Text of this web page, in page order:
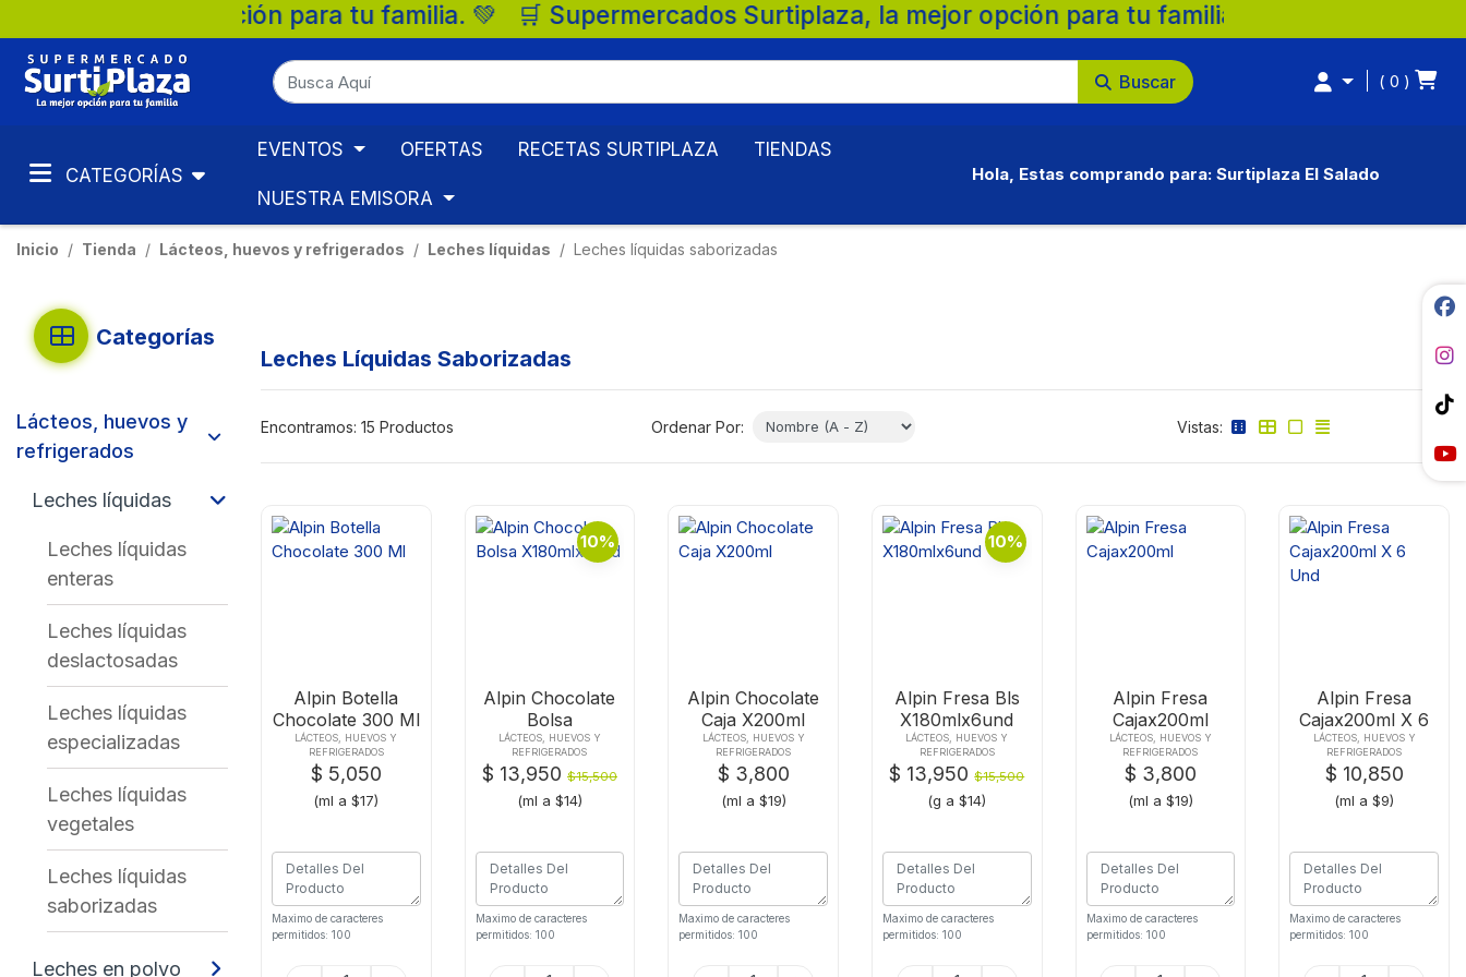
tu familia. 💚 🛒 Supermercados Surtiplaza, la mejor opción para tu familia. 💚 🛒 Supermercados Surtiplaza, la mejor
Buscar 0
CATEGORÍAS
EVENTOS OFERTAS RECETAS SURTIPLAZA TIENDAS
NUESTRA EMISORA
Hola, Estas comprando para: Surtiplaza El Salado
Inicio Tienda Lácteos, huevos y refrigerados Leches líquidas Leches líquidas saborizadas
Categorías
Lácteos, huevos y
refrigerados
Leches líquidas
Leches líquidas
enteras
Leches líquidas
deslactosadas
Leches líquidas
especializadas
Leches líquidas
vegetales
Leches líquidas
saborizadas
Leches en polvo
Leches Líquidas Saborizadas
Encontramos: 15 Productos Ordenar Por: Vistas:
Alpin Botella
Chocolate 300 Ml
LÁCTEOS, HUEVOS Y
REFRIGERADOS
$ 5,050
(ml a $17)
Maximo de caracteres
permitidos: 100
10%
Alpin Chocolate
Bolsa
X180mlx6und
LÁCTEOS, HUEVOS Y
REFRIGERADOS
$ 13,950 $15,500
(ml a $14)
Maximo de caracteres
permitidos: 100
Alpin Chocolate
Caja X200ml
LÁCTEOS, HUEVOS Y
REFRIGERADOS
$ 3,800
(ml a $19)
Maximo de caracteres
permitidos: 100
10%
Alpin Fresa Bls
X180mlx6und
LÁCTEOS, HUEVOS Y
REFRIGERADOS
$ 13,950$15,500
(g a $14)
Maximo de caracteres
permitidos: 100
Alpin Fresa
Cajax200ml
LÁCTEOS, HUEVOS Y
REFRIGERADOS
$ 3,800
(ml a $19)
Maximo de caracteres
permitidos: 100
Alpin Fresa
Cajax200ml X 6
Und
LÁCTEOS, HUEVOS Y
REFRIGERADOS
$ 10,850
(ml a $9)
Maximo de caracteres
permitidos: 100